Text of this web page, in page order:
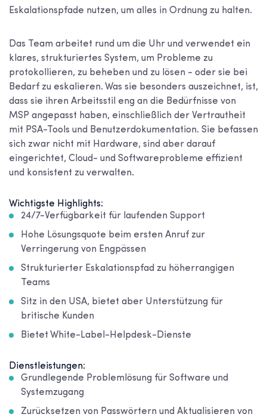
Eskalationspfade nutzen, um alles in Ordnung zu halten.
Das Team arbeitet rund um die Uhr und verwendet ein
klares, strukturiertes System, um Probleme zu
protokollieren, zu beheben und zu lösen - oder sie bei
Bedarf zu eskalieren. Was sie besonders auszeichnet, ist,
dass sie ihren Arbeitsstil eng an die Bedürfnisse von
MSP angepasst haben, einschließlich der Vertrautheit
mit PSA-Tools und Benutzerdokumentation. Sie befassen
sich zwar nicht mit Hardware, sind aber darauf
eingerichtet, Cloud- und Softwareprobleme effizient
und konsistent zu verwalten.
Wichtigste Highlights:
24/7-Verfügbarkeit für laufenden Support
Hohe Lösungsquote beim ersten Anruf zur
Verringerung von Engpässen
Strukturierter Eskalationspfad zu höherrangigen
Teams
Sitz in den USA, bietet aber Unterstützung für
britische Kunden
Bietet White-Label-Helpdesk-Dienste
Dienstleistungen:
Grundlegende Problemlösung für Software und
Systemzugang
Zurücksetzen von Passwörtern und Aktualisieren von